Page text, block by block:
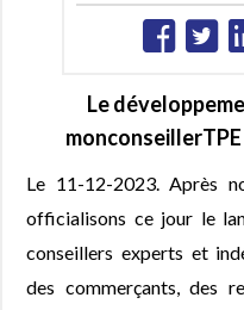
Le
monconseillerTPE
Le 11-12-2023. Après
officialisons ce jour le
conseillers experts et
des commerçants, des